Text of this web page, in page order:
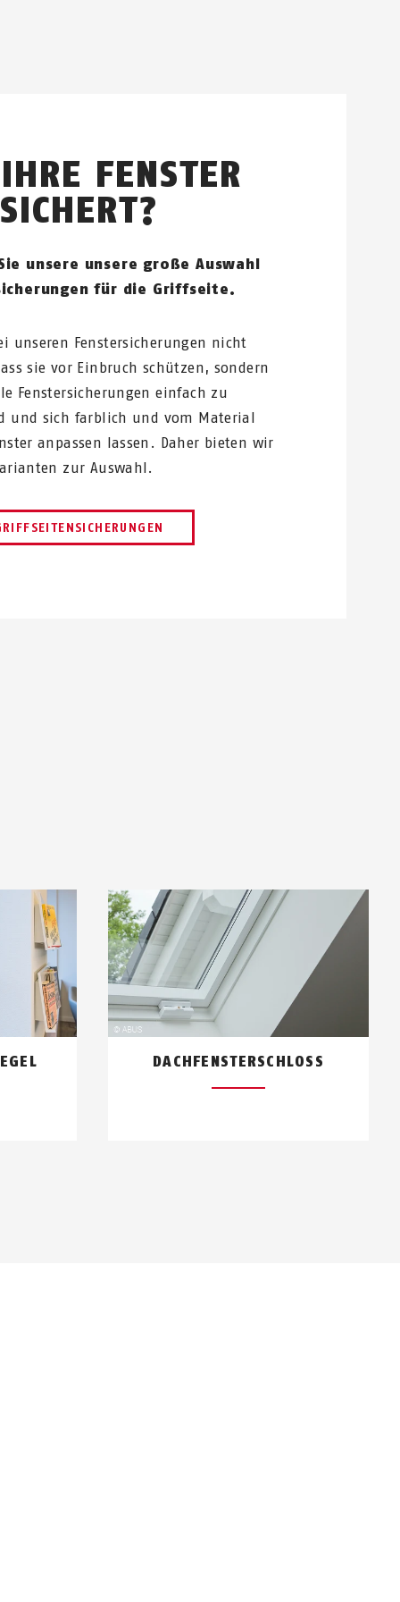
FENSTER
unsere unsere große Auswahl
für die Griffseite.
unseren Fenstersicherungen nicht
sie vor Einbruch schützen, sondern
Fenstersicherungen einfach zu
und sich farblich und vom Material
anpassen lassen. Daher bieten wir
zur Auswahl.
DACHFENSTERSCHLOSS